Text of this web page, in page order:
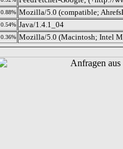
0.88% Mozilla/5.0 (compatible;
0.54% Java/1.4.1_04
0.36% Mozilla/5.0 (Macintosh; Intel